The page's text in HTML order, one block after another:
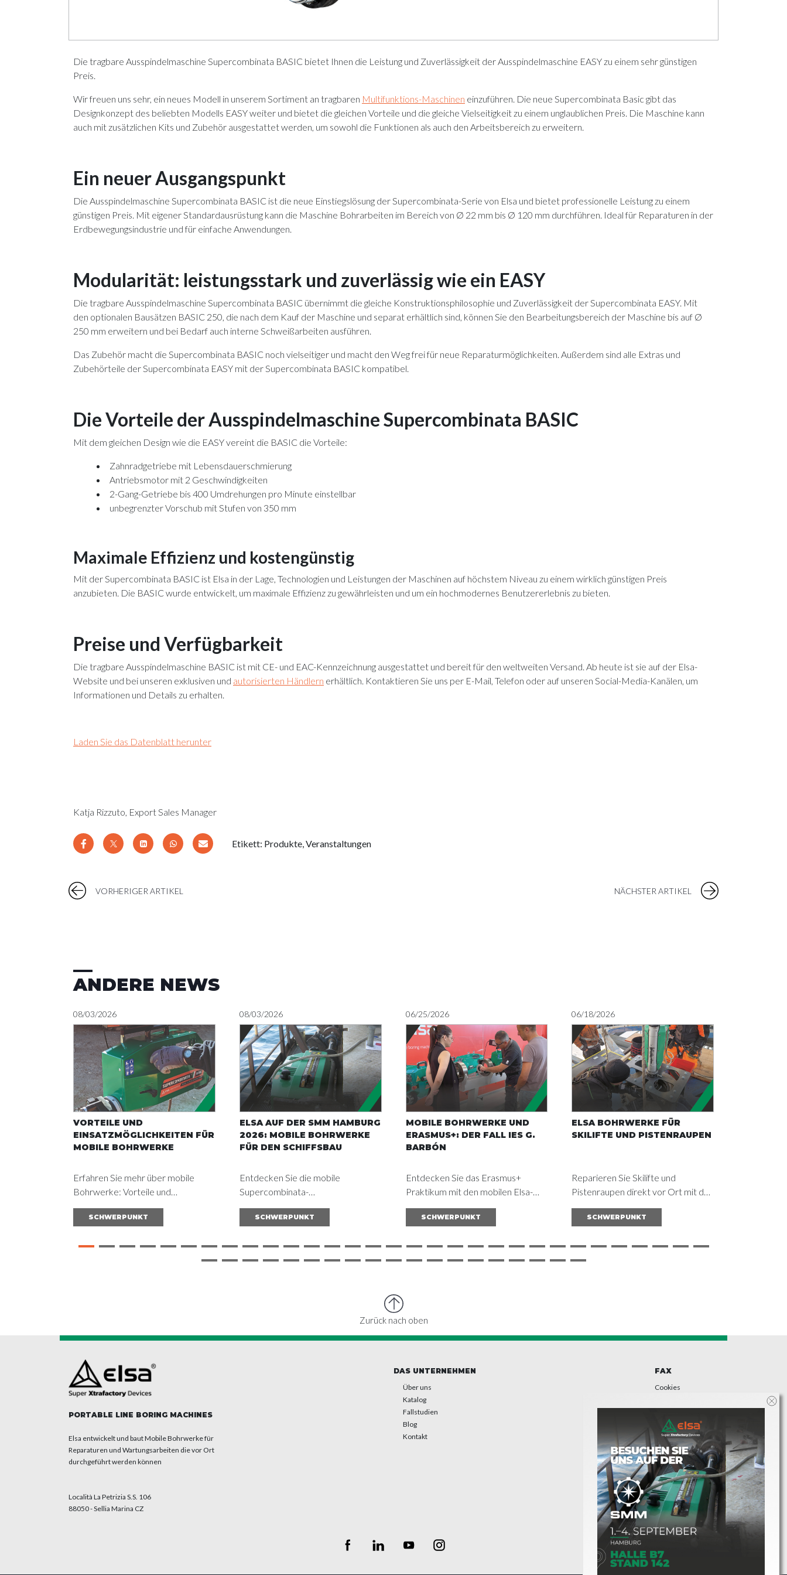
Die tragbare Ausspindelmaschine Supercombinata BASIC bietet Ihnen die Leistung und Zuverlässigkeit der Ausspindelmaschine EASY zu einem sehr günstigen
Preis.
Wir freuen uns sehr, ein neues Modell in unserem Sortiment an tragbaren Multifunktions-Maschinen einzuführen. Die neue Supercombinata Basic gibt das
Designkonzept des beliebten Modells EASY weiter und bietet die gleichen Vorteile und die gleiche Vielseitigkeit zu einem unglaublichen Preis. Die Maschine kann
auch mit zusätzlichen Kits und Zubehör ausgestattet werden, um sowohl die Funktionen als auch den Arbeitsbereich zu erweitern.
Ein neuer Ausgangspunkt
Die Ausspindelmaschine Supercombinata BASIC ist die neue Einstiegslösung der Supercombinata-Serie von Elsa und bietet professionelle Leistung zu einem
günstigen Preis. Mit eigener Standardausrüstung kann die Maschine Bohrarbeiten im Bereich von Ø 22 mm bis Ø 120 mm durchführen. Ideal für Reparaturen in der
Erdbewegungsindustrie und für einfache Anwendungen.
Modularität: leistungsstark und zuverlässig wie ein EASY
Die tragbare Ausspindelmaschine Supercombinata BASIC übernimmt die gleiche Konstruktionsphilosophie und Zuverlässigkeit der Supercombinata EASY. Mit
den optionalen Bausätzen BASIC 250, die nach dem Kauf der Maschine und separat erhältlich sind, können Sie den Bearbeitungsbereich der Maschine bis auf Ø
250 mm erweitern und bei Bedarf auch interne Schweißarbeiten ausführen.
Das Zubehör macht die Supercombinata BASIC noch vielseitiger und macht den Weg frei für neue Reparaturmöglichkeiten. Außerdem sind alle Extras und
Zubehörteile der Supercombinata EASY mit der Supercombinata BASIC kompatibel.
Die Vorteile der Ausspindelmaschine Supercombinata BASIC
Mit dem gleichen Design wie die EASY vereint die BASIC die Vorteile:
Zahnradgetriebe mit Lebensdauerschmierung
Antriebsmotor mit 2 Geschwindigkeiten
2-Gang-Getriebe bis 400 Umdrehungen pro Minute einstellbar
unbegrenzter Vorschub mit Stufen von 350 mm
Maximale Effizienz und kostengünstig
Mit der Supercombinata BASIC ist Elsa in der Lage, Technologien und Leistungen der Maschinen auf höchstem Niveau zu einem wirklich günstigen Preis
anzubieten. Die BASIC wurde entwickelt, um maximale Effizienz zu gewährleisten und um ein hochmodernes Benutzererlebnis zu bieten.
Preise und Verfügbarkeit
Die tragbare Ausspindelmaschine BASIC ist mit CE- und EAC-Kennzeichnung ausgestattet und bereit für den weltweiten Versand. Ab heute ist sie auf der Elsa-
Website und bei unseren exklusiven und autorisierten Händlern erhältlich. Kontaktieren Sie uns per E-Mail, Telefon oder auf unseren Social-Media-Kanälen, um
Informationen und Details zu erhalten.
Laden Sie das Datenblatt herunter
Katja Rizzuto, Export Sales Manager
Etikett: Produkte,Veranstaltungen
VORHERIGER ARTIKEL NÄCHSTER ARTIKEL
ANDERE NEWS
08/03/2026
VORTEILE UND
EINSATZMÖGLICHKEITEN FÜR
MOBILE BOHRWERKE
Erfahren Sie mehr über mobile
Bohrwerke: Vorteile und
Anwendungen in verschiedenen
Branchen. Lesen Sie den Leitfaden
Ergebnisse
SCHWERPUNKT
08/03/2026
ELSA AUF DER SMM HAMBURG
2026: MOBILE BOHRWERKE
FÜR DEN SCHIFFSBAU
Entdecken Sie die mobile
Supercombinata-
Ausspindelmaschine auf der Messe.
Lösungen zur Reduzierung von
Optimierung der Schiffswartung.
SCHWERPUNKT
06/25/2026
MOBILE BOHRWERKE UND
ERASMUS+: DER FALL IES G.
BARBÓN
Entdecken Sie das Erasmus+
Praktikum mit den mobilen Elsa-
Bohrwerken: eine Brücke zwischen
Schule und Industrie am Beispiel
Barbón.
SCHWERPUNKT
06/18/2026
ELSA BOHRWERKE FÜR
SKILIFTE UND PISTENRAUPEN
Reparieren Sie Skilifte und
Pistenraupen direkt vor Ort mit der
„Supercombinata“ von Elsa:
Präzisionsbearbeitung direkt in den
SCHWERPUNKT
Zurück nach oben
PORTABLE LINE BORING MACHINES
Elsa entwickelt und baut Mobile Bohrwerke für
Reparaturen und Wartungsarbeiten die vor Ort
durchgeführt werden können
Località La Petrizia S.S. 106
88050 - Sellia Marina CZ
DAS UNTERNEHMEN
Über uns
Katalog
Fallstudien
Blog
Kontakt
FAX
Cookies
Bestimmungen
Accessibility
Statement
Whistleblowing